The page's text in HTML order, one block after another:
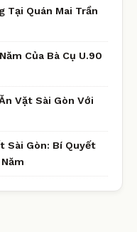
Tại Quán Mai Trần
Của Bà Cụ U.90
Vặt Sài Gòn Với
Sài Gòn: Bí Quyết